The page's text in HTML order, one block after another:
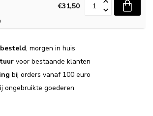
€31,50
besteld, morgen in huis
voor bestaande klanten
bij orders vanaf 100 euro
ongebruikte goederen